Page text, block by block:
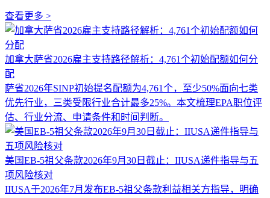
查看更多 >
加拿大萨省2026雇主支持路径解析：4,761个初始配额如何分
配
萨省2026年SINP初始提名配额为4,761个，至少50%面向七类
优先行业，三类受限行业合计最多25%。本文梳理EPA职位评
估、行业分流、申请条件和时间判断。
美国EB-5祖父条款2026年9月30日截止：IIUSA递件指导与五
项风险核对
IIUSA于2026年7月发布EB-5祖父条款利益相关方指导，明确